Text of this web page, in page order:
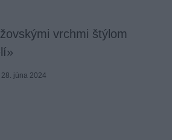
vrchmi štýlom
28. júna 2024